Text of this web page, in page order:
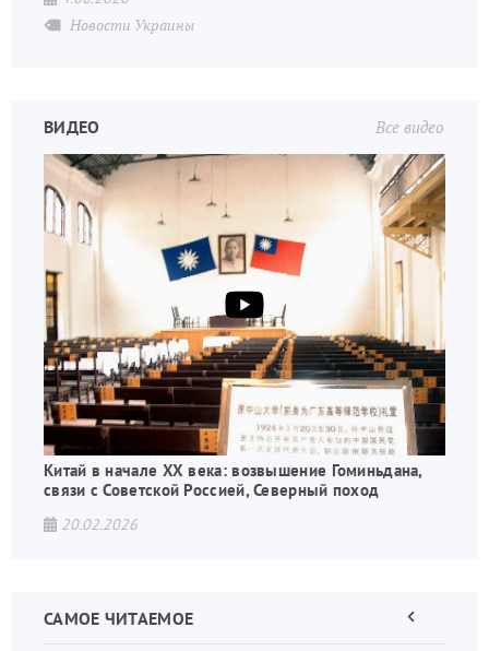
Новости Украины
Все видео
ВИДЕО
Китай в начале XX века: возвышение Гоминьдана,
связи с Советской Россией, Северный поход
20.02.2026
САМОЕ ЧИТАЕМОЕ
Предыдущая